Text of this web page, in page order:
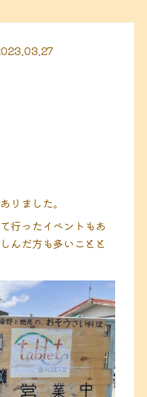
りました。
行ったイベントもあ
んだ方も多いことと